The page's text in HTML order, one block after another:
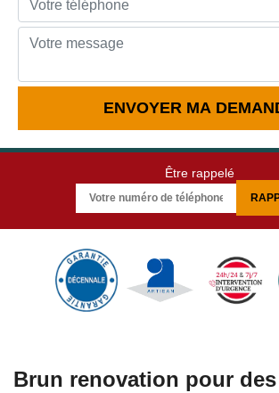
Être rappelé
Brun renovation pour des